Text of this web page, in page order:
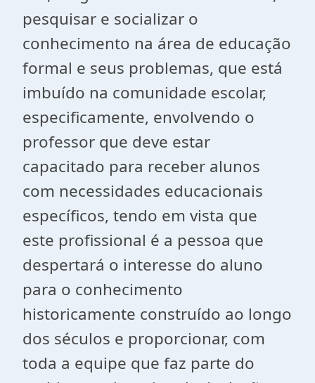
pesquisar e socializar o
conhecimento na área de educação
formal e seus problemas, que está
imbuído na comunidade escolar,
especificamente, envolvendo o
professor que deve estar
capacitado para receber alunos
com necessidades educacionais
específicos, tendo em vista que
este profissional é a pessoa que
despertará o interesse do aluno
para o conhecimento
historicamente construído ao longo
dos séculos e proporcionar, com
toda a equipe que faz parte do